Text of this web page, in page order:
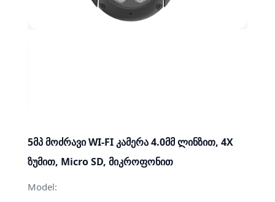
5მპ მოძრავი WI-FI კამერა 4.0მმ ლინზით, 4X
ზუმით, Micro SD, მიკროფონით
Model: